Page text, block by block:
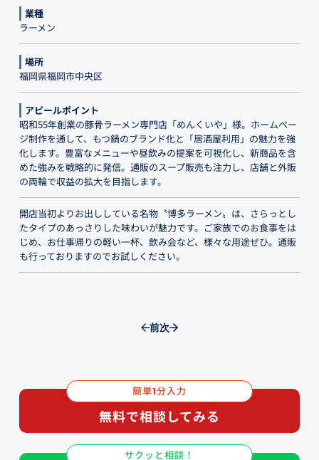
業種
ラーメン
場所
福岡県福岡市中央区
アピールポイント
昭和55年創業の豚骨ラーメン専門店「めんくいや」様。ホームペー
ジ制作を通して、もつ鍋のブランド化と「居酒屋利用」の魅力を強
化します。豊富なメニューや昼飲みの提案を可視化し、新商品を含
めた強みを戦略的に発信。通販のスープ販売も注力し、店舗と外販
の両輪で収益の拡大を目指します。
開店当初よりお出ししている名物〝博多ラーメン〟は、さらっとし
たタイプのあっさりした味わいが魅力です。ご家族でのお食事をは
じめ、お仕事帰りの軽い一杯、飲み会など、様々な用途ぜひ。通販
も行っておりますのでお試しください。
前次
簡単1分入力
無料で相談してみる
サクッと相談！